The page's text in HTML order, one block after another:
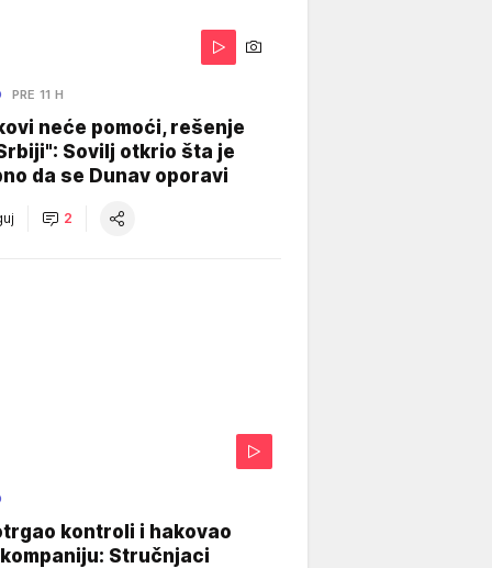
PRE 11 H
neće pomoći, rešenje
Sovilj otkrio šta je
da se Dunav oporavi
2
kontroli i hakovao
Stručnjaci